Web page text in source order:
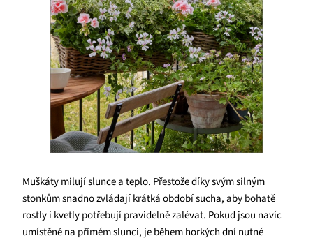
Muškáty milují slunce a teplo. Přestože díky svým silným
stonkům snadno zvládají krátká období sucha, aby bohatě
rostly i kvetly potřebují pravidelně zalévat. Pokud jsou navíc
umístěné na přímém slunci, je během horkých dní nutné